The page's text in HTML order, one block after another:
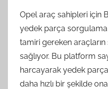
Opel araç sahipleri için
yedek parça sorgulama
tamiri gereken
sağlıyor. Bu platform
harcayarak yedek parça
daha hızlı bir şekilde